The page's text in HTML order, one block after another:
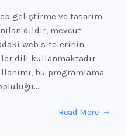
geliştirme ve tasarım
dildir, mevcut
web sitelerinin
dili kullanmaktadır.
bu programlama
Read More